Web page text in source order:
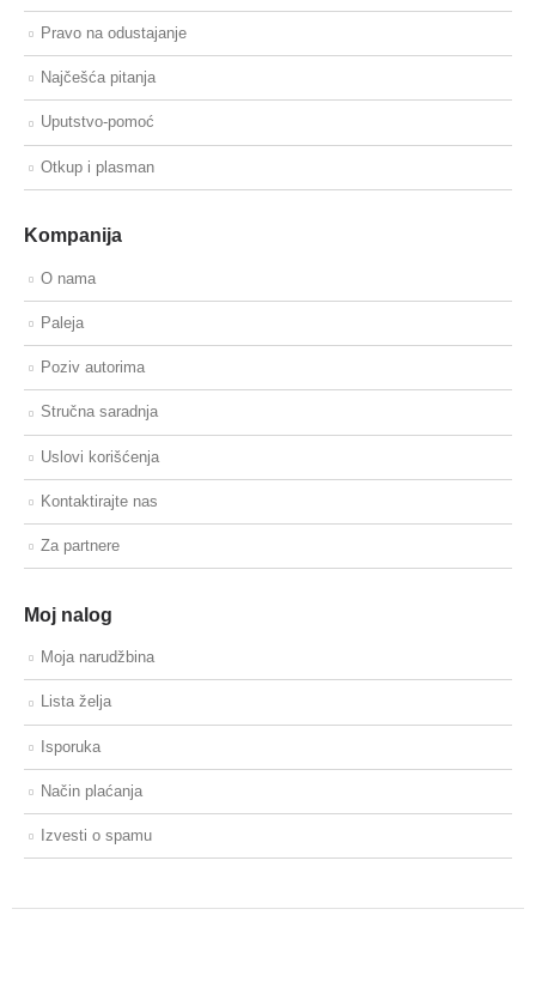
Pravo na odustajanje
Najčešća pitanja
Uputstvo-pomoć
Otkup i plasman
Kompanija
O nama
Paleja
Poziv autorima
Stručna saradnja
Uslovi korišćenja
Kontaktirajte nas
Za partnere
Moj nalog
Moja narudžbina
Lista želja
Isporuka
Način plaćanja
Izvesti o spamu